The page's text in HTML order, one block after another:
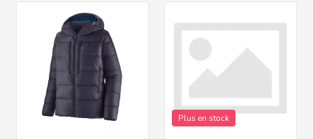
Plus en stock